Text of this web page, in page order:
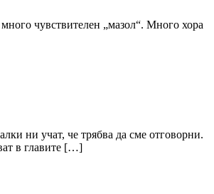
чувствителен „мазол“. Много хора
ни учат, че трябва да сме отговорни.
в главите […]